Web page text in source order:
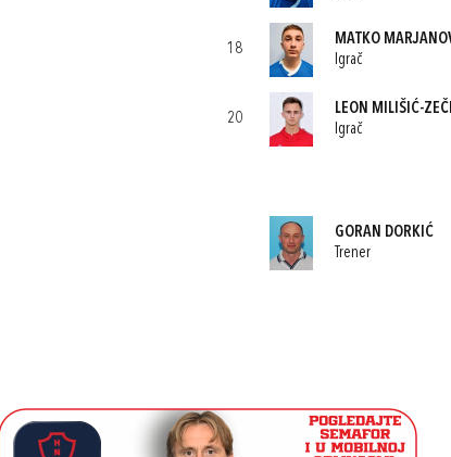
18
MATKO
Igrač
20
LEON MILIŠIĆ-
Igrač
GORAN DORKIĆ
Trener